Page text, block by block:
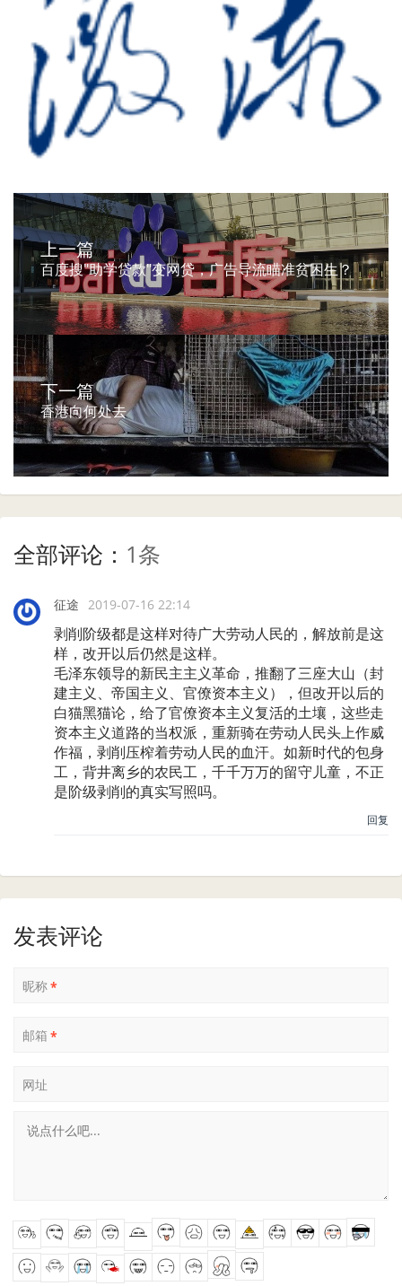
上一篇
百度搜"助学贷款"变网贷，广告导流瞄准贫困生？
下一篇
香港向何处去
全部评论： 1条
征途 2019-07-16 22:14
剥削阶级都是这样对待广大劳动人民的，解放前是这
样，改开以后仍然是这样。
毛泽东领导的新民主主义革命，推翻了三座大山（封
建主义、帝国主义、官僚资本主义），但改开以后的
白猫黑猫论，给了官僚资本主义复活的土壤，这些走
资本主义道路的当权派，重新骑在劳动人民头上作威
作福，剥削压榨着劳动人民的血汗。如新时代的包身
工，背井离乡的农民工，千千万万的留守儿童，不正
是阶级剥削的真实写照吗。
回复
发表评论
昵称*
邮箱 *
网址